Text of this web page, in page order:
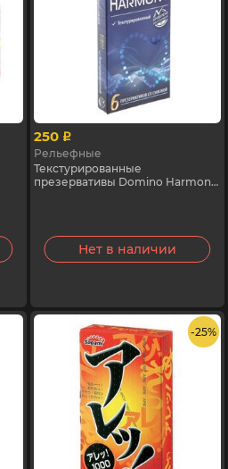
250 p
Рельефные
Текстурированные
презервативы Domino Harmony,
Нет в наличии
- 25%